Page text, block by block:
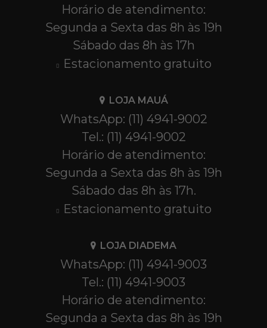
Horário de atendimento:
Segunda a Sexta das 8h às 19h
Sábado das 8h às 17h
Estacionamento gratuito
LOJA MAUÁ
WhatsApp: (11) 4941-9002
Tel.: (11) 4941-9002
Horário de atendimento:
Segunda a Sexta das 8h às 19h
Sábado das 8h às 17h.
Estacionamento gratuito
LOJA DIADEMA
WhatsApp: (11) 4941-9003
Tel.: (11) 4941-9003
Horário de atendimento:
Segunda a Sexta das 8h às 19h